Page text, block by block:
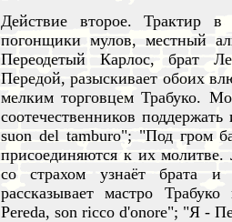
Действие второе. Трактир в
погонщики мулов, местный
Переодетый Карлос, брат
Передой, разыскивает обоих
мелким торговцем Трабуко.
соотечественников
suon del tamburo"; "Под гром
присоединяются к их молитве.
со страхом узнаёт брата
рассказывает мастро
Pereda, son ricco d'onore"; "Я -